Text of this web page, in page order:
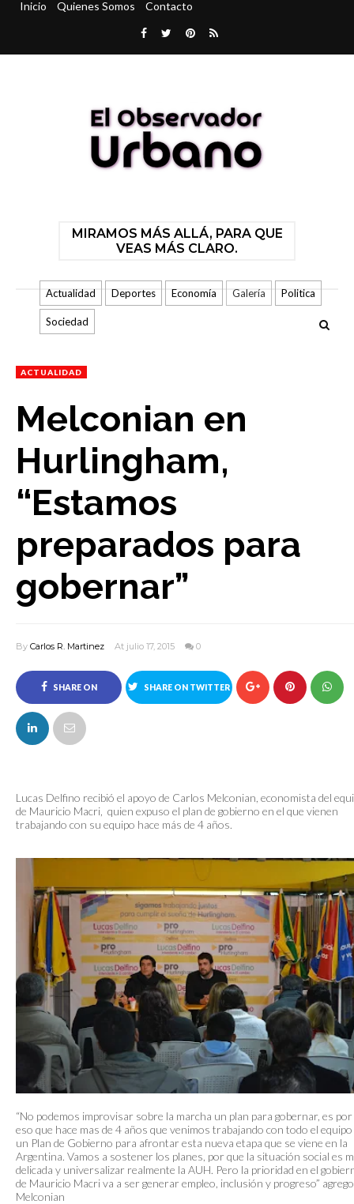
Inicio Quienes Somos Contacto
MIRAMOS MÁS ALLÁ, PARA QUE
VEAS MÁS CLARO.
Actualidad Deportes Economía Galería Politica
Sociedad
ACTUALIDAD
Melconian en
Hurlingham,
“Estamos
preparados para
gobernar”
By Carlos R. Martinez At julio 17, 2015 0
SHARE ON
FACEBOOK
SHARE ON TWITTER
Lucas Delfino recibió el apoyo de Carlos Melconian, economista del
de Mauricio Macri, quien expuso el plan de gobierno en el que vienen
trabajando con su equipo hace más de 4 años.
“No podemos improvisar sobre la marcha un plan para gobernar, es por
eso que hace mas de 4 años que venimos trabajando con todo el
un Plan de Gobierno para afrontar esta nueva etapa que se viene en la
Argentina. Vamos a sostener los planes, por que la situación social es
delicada y universalizar realmente la AUH. Pero la prioridad en el
de Mauricio Macri va a ser generar empleo, inclusión y progreso” agrego
Melconian